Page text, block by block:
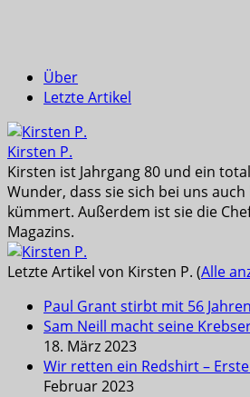
Über
Letzte Artikel
Kirsten P.
Kirsten ist Jahrgang 80 und ein
Wunder, dass sie sich bei uns
kümmert. Außerdem ist sie die
Magazins.
Letzte Artikel von Kirsten P. (Alle
Paul Grant stirbt mit 56 Jahren
Sam Neill macht seine
18. März 2023
Wir retten ein Redshirt –
Februar 2023